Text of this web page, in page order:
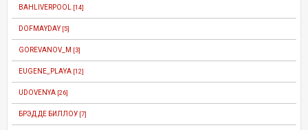
BAHLIVERPOOL [14]
DOFMAYDAY [5]
GOREVANOV_M [3]
EUGENE_PLAYA [12]
UDOVENYA [26]
БРЭД ДЕ БИЛЛОУ [7]